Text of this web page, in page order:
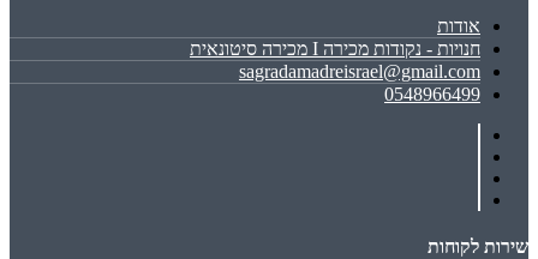
אודות
חנויות - נקודות מכירה I מכירה סיטונאית
sagradamadreisrael@gmail.com
0548966499
שירות לקוחות